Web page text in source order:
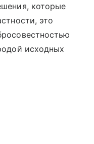
которые
это
исходных